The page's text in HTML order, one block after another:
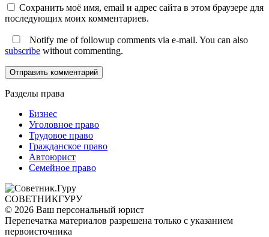
Сохранить моё имя, email и адрес сайта в этом браузере для
последующих моих комментариев.
Notify me of followup comments via e-mail. You can also
subscribe without commenting.
Разделы права
Бизнес
Уголовное право
Трудовое право
Гражданское право
Автоюрист
Семейное право
СОВЕТНИКГУРУ
© 2026 Ваш персональный юрист
Перепечатка материалов разрешена только с указанием
первоисточника